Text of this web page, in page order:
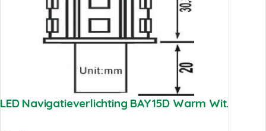
LED Navigatieverlichting BAY15D Warm Wit.